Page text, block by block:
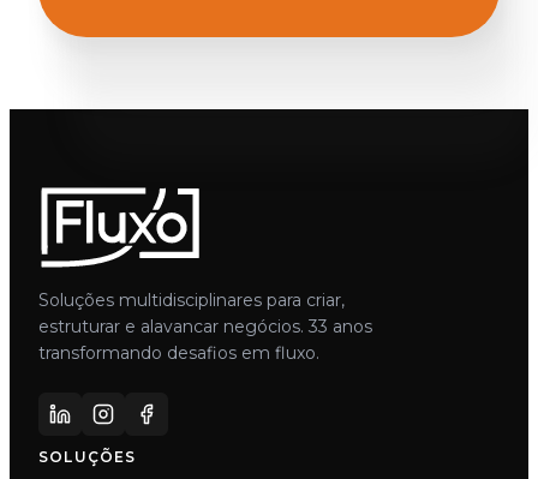
Soluções multidisciplinares para criar,
estruturar e alavancar negócios. 33 anos
transformando desafios em fluxo.
SOLUÇÕES